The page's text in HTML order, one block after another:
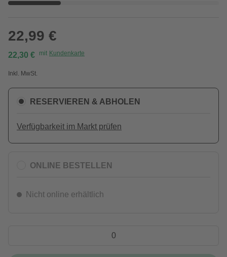
22,99 €
22,30 € mit Kundenkarte
Inkl. MwSt.
RESERVIEREN & ABHOLEN
Verfügbarkeit im Markt prüfen
ONLINE BESTELLEN
Nicht online erhältlich